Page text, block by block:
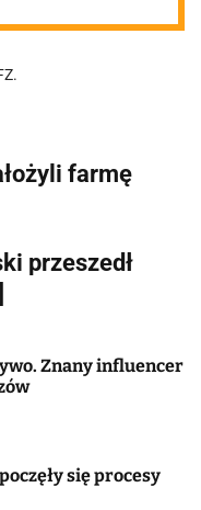
farmę
przeszedł
Znany influencer
się procesy